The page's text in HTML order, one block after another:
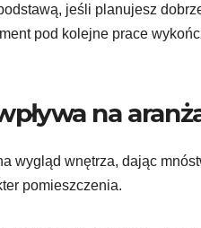
jeśli planujesz
pod kolejne prace
na
wygląd wnętrza, dając
pomieszczenia.